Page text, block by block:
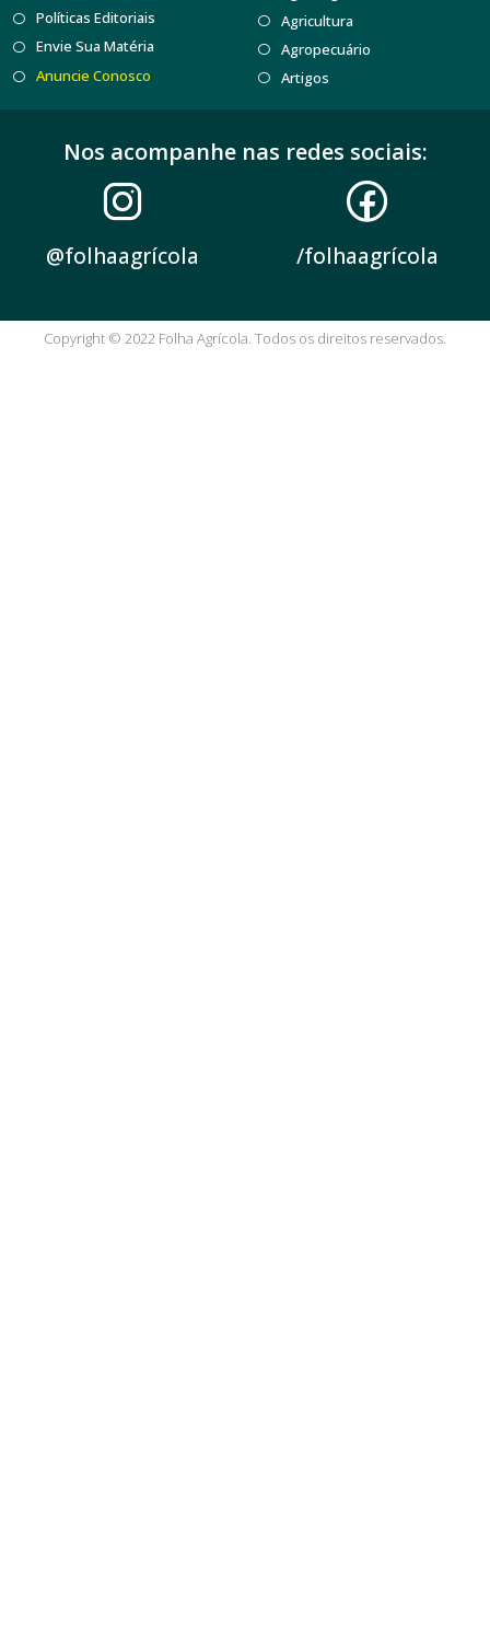
Políticas Editoriais
Envie Sua Matéria
Anuncie Conosco
Agricultura
Agropecuário
Artigos
Nos acompanhe nas redes sociais:
@folhaagrícola /folhaagrícola
Copyright © 2022 Folha Agrícola. Todos os direitos reservados.